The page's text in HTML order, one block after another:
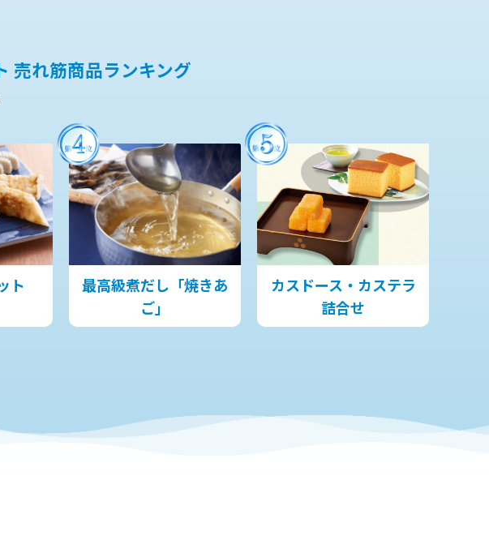
売れ筋商品ランキング
ト
最高級煮だし「焼きあ
ご」
カスドース・カステラ
詰合せ